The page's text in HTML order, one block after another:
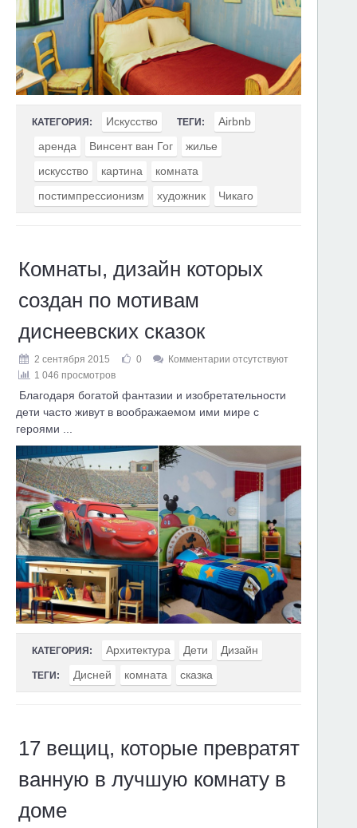
КАТЕГОРИЯ: Искусство ТЕГИ:
Airbnb
аренда
Винсент ван Гог
жилье
искусство
картина
комната
постимпрессионизм
художник Чикаго
Комнаты, дизайн которых
создан по мотивам
диснеевских сказок
2 сентября 2015 0
Комментарии отсутствуют
1 046 просмотров
Благодаря богатой фантазии и изобретательности
дети часто живут в воображаемом ими мире с
героями ...
КАТЕГОРИЯ: Архитектура Дети Дизайн
ТЕГИ: Дисней комната сказка
17 вещиц, которые превратят
ванную в лучшую комнату в
доме